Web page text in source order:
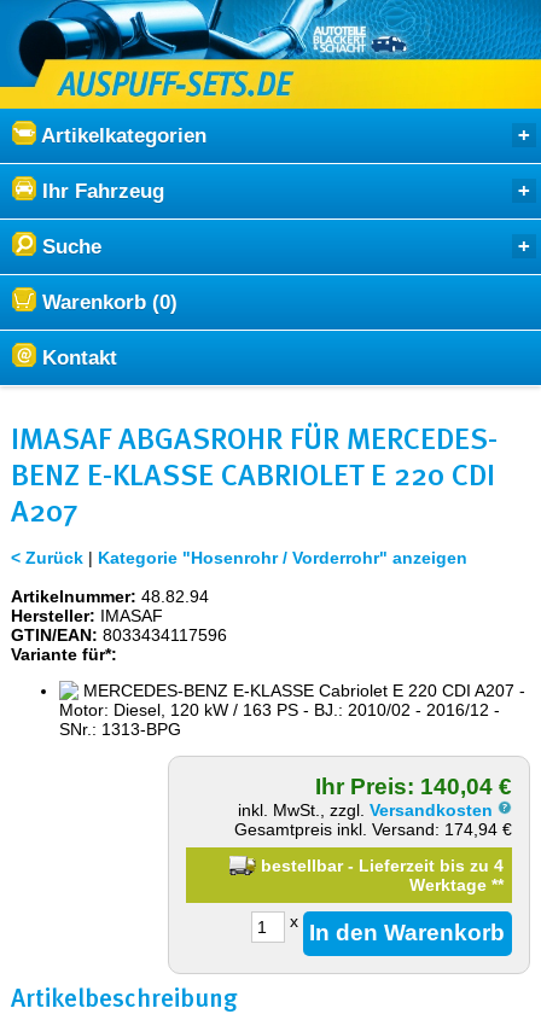
Artikelkategorien
Ihr Fahrzeug
Suche
Warenkorb (0)
Kontakt
IMASAF ABGASROHR FÜR MERCEDES-
BENZ E-KLASSE CABRIOLET E 220 CDI
A207
< Zurück| Kategorie "Hosenrohr / Vorderrohr" anzeigen
Artikelnummer: 48.82.94
Hersteller: IMASAF
GTIN/EAN: 8033434117596
Variante für*:
MERCEDES-BENZ E-KLASSE Cabriolet E 220 CDI A207 -
Motor: Diesel, 120 kW / 163 PS - BJ.: 2010/02 - 2016/12 -
SNr.: 1313-BPG
Ihr Preis: 140,04 €
inkl. MwSt., zzgl.Versandkosten
Gesamtpreis inkl. Versand: 174,94 €
bestellbar - Lieferzeit bis zu 4
Werktage**
x
Artikelbeschreibung